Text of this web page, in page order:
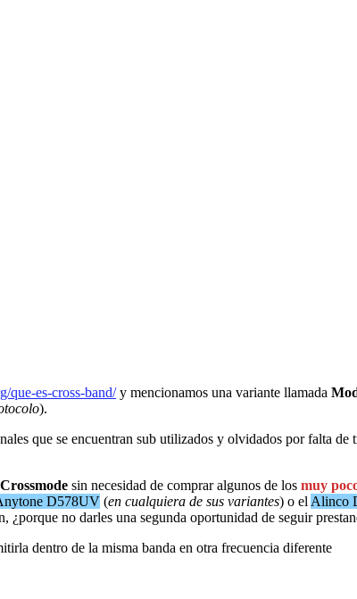
que-es-cross-band/y mencionamos una variante llamada
).
que se encuentran sub utilizados y olvidados por falta de
sin necesidad de comprar algunos de los muy
D578UV (en cualquiera de sus variantes) o el Alinco
¿porque no darles una segunda oportunidad de seguir
dentro de la misma banda en otra frecuencia diferente